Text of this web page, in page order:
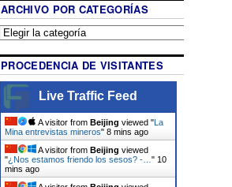
ARCHIVO POR CATEGORÍAS
PROCEDENCIA DE VISITANTES
Live Traffic Feed
A visitor from Beijing viewed "La
Mina entrevistas mineros" 8 mins ago
A visitor from Beijing viewed
"¿Nos estamos friendo los sesos? -… " 10
mins ago